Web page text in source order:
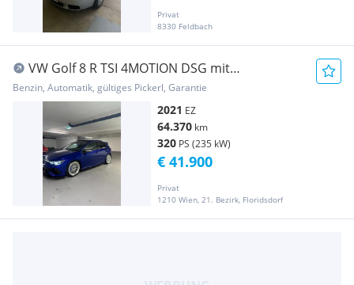
Privat
8330 Feldbach
VW Golf 8 R TSI 4MOTION DSG mit
Vollausstattung, in top Zustand!
Benzin, Automatik, gültiges Pickerl, Garantie
2021 EZ
64.370 km
320 PS (235 kW)
Privat
1210 Wien, 21. Bezirk, Floridsdorf
€ 41.900